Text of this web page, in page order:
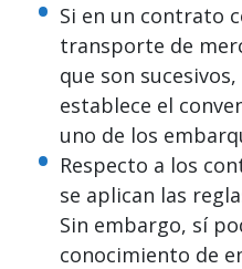
Si en un contrato
transporte de
que son
establece el
uno de los
Respecto a los
se aplican las
Sin embargo, sí
conocimiento de